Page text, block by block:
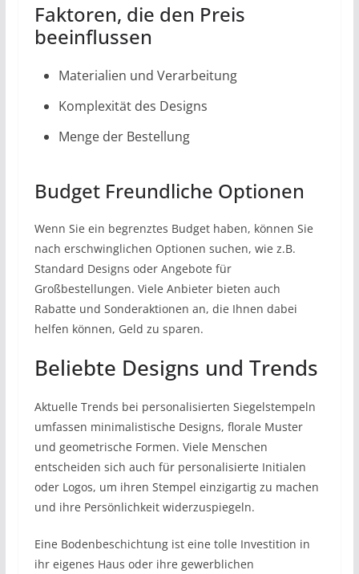
Faktoren, die den Preis
beeinflussen
Materialien und Verarbeitung
Komplexität des Designs
Menge der Bestellung
Budget Freundliche Optionen
Wenn Sie ein begrenztes Budget haben, können Sie
nach erschwinglichen Optionen suchen, wie z.B.
Standard Designs oder Angebote für
Großbestellungen. Viele Anbieter bieten auch
Rabatte und Sonderaktionen an, die Ihnen dabei
helfen können, Geld zu sparen.
Beliebte Designs und Trends
Aktuelle Trends bei personalisierten Siegelstempeln
umfassen minimalistische Designs, florale Muster
und geometrische Formen. Viele Menschen
entscheiden sich auch für personalisierte Initialen
oder Logos, um ihren Stempel einzigartig zu machen
und ihre Persönlichkeit widerzuspiegeln.
Eine Bodenbeschichtung ist eine tolle Investition in
ihr eigenes Haus oder ihre gewerblichen